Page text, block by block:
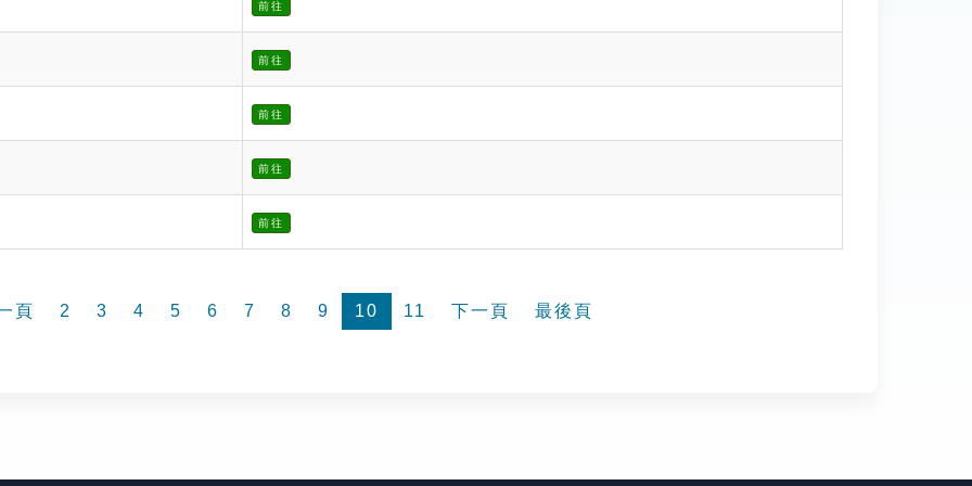
前往
前往
前往
前往
前往
頁 2 3 4 5 6 7 8 9 10 11 下一頁 最後頁